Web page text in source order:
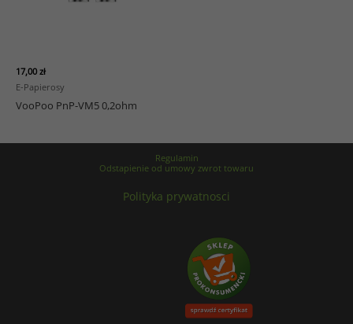
17,00 zł
E-Papierosy
VooPoo PnP-VM5 0,2ohm
Regulamin
Odstapienie od umowy zwrot towaru
Polityka prywatnosci